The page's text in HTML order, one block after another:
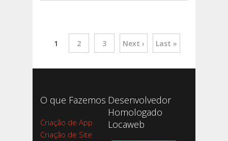
1 2 3 Next › Last »
O que Fazemos
Criação de App
Criação de Site
Desenvolvedor
Homologado
Locaweb